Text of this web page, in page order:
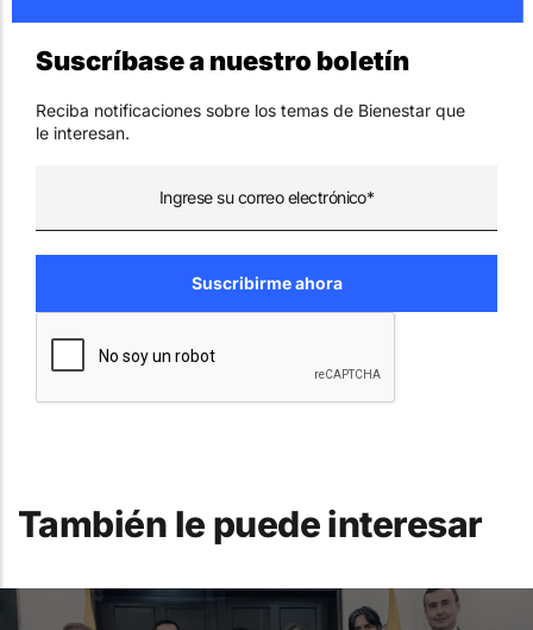
Suscríbase a nuestro boletín
Reciba notificaciones sobre los temas de Bienestar que
le interesan.
También le puede interesar